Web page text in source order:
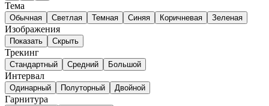
Тема
Обычная Светлая Темная Синяя Коричневая Зеленая
Изображения
Показать Скрыть
Трекинг
Стандартный Средний Большой
Интервал
Одинарный Полуторный Двойной
Гарнитура